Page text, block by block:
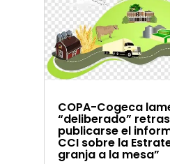
COPA-Cogeca
“deliberado”
publicarse el
CCI sobre la
granja a la mesa”